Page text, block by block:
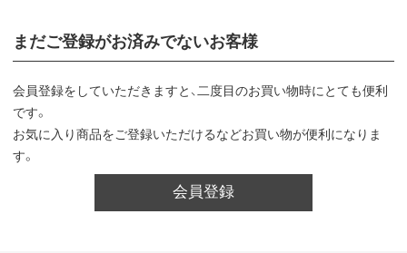
まだご登録がお済みでないお客様
会員登録をしていただきますと、二度目のお買い物時にとても便利
です。
お気に入り商品をご登録いただけるなどお買い物が便利になりま
す。
会員登録